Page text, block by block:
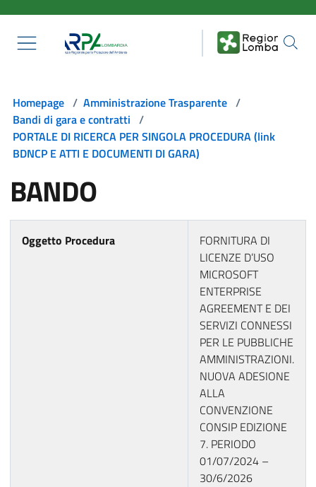
Homepage / Amministrazione Trasparente /
Bandi di gara e contratti /
PORTALE DI RICERCA PER SINGOLA PROCEDURA (link
BDNCP E ATTI E DOCUMENTI DI GARA)
BANDO
Oggetto Procedura
FORNITURA DI
LICENZE D’USO
MICROSOFT
ENTERPRISE
AGREEMENT E DEI
SERVIZI CONNESSI
PER LE PUBBLICHE
AMMINISTRAZIONI.
NUOVA ADESIONE
ALLA
CONVENZIONE
CONSIP EDIZIONE
7. PERIODO
01/07/2024 –
30/6/2026